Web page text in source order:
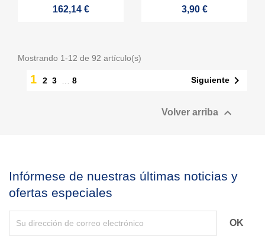
162,14 € 3,90 €
Mostrando 1-12 de 92 artículo(s)
1 2 3 … 8 Siguiente 
Volver arriba 
Infórmese de nuestras últimas noticias y
ofertas especiales